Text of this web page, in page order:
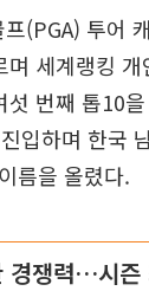
(PGA) 투어
세계랭킹
섯 번째 톱10
입하며 한국
름을 올렸다.
경쟁력…시